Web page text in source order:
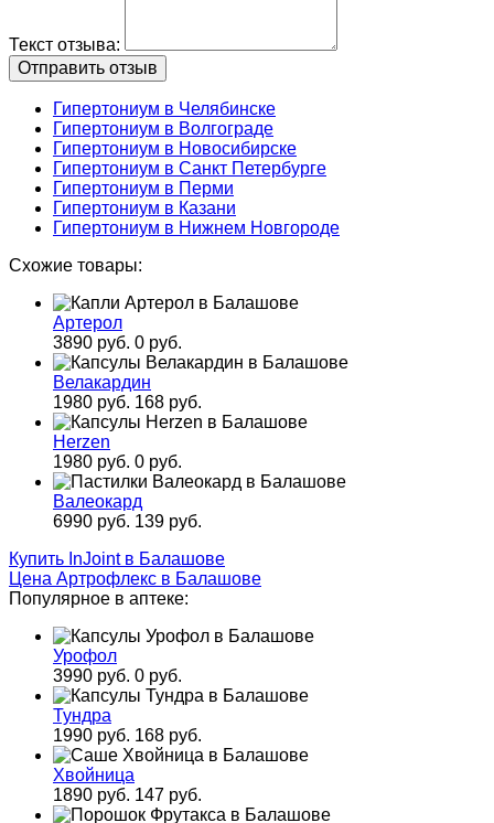
Текст отзыва:
Гипертониум в Челябинске
Гипертониум в Волгограде
Гипертониум в Новосибирске
Гипертониум в Санкт Петербурге
Гипертониум в Перми
Гипертониум в Казани
Гипертониум в Нижнем Новгороде
Схожие товары:
Артерол
3890 руб. 0 руб.
Велакардин
1980 руб. 168 руб.
Herzen
1980 руб. 0 руб.
Валеокард
6990 руб. 139 руб.
Купить InJoint в Балашове
Цена Артрофлекс в Балашове
Популярное в аптеке:
Урофол
3990 руб. 0 руб.
Тундра
1990 руб. 168 руб.
Хвойница
1890 руб. 147 руб.